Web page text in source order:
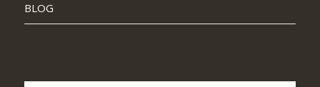
BLOG